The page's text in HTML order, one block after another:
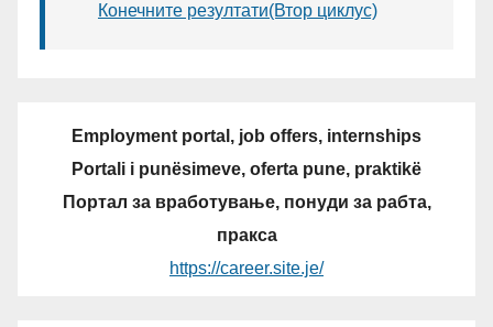
Конечните резултати(Втор циклус)
Employment portal, job offers, internships
Portali i punësimeve, oferta pune, praktikë
Портал за вработување, понуди за рабта,
пракса
https://career.site.je/